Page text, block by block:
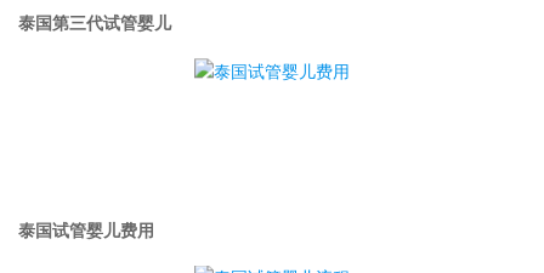
泰国第三代试管婴儿
泰国试管婴儿费用